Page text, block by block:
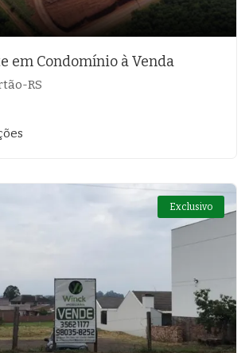
em Condomínio à Venda
RS
Exclusivo